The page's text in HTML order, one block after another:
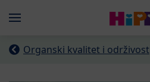
Menü
Organski kvalitet i održivost